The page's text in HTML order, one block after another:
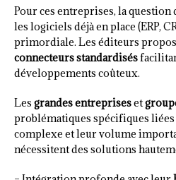
Pour ces entreprises, la question
les logiciels déjà en place (ERP,
primordiale. Les éditeurs
connecteurs standardisés
développements coûteux.
Les grandes entrepriseset
problématiques spécifiques
complexe et leur volume
nécessitent des solutions